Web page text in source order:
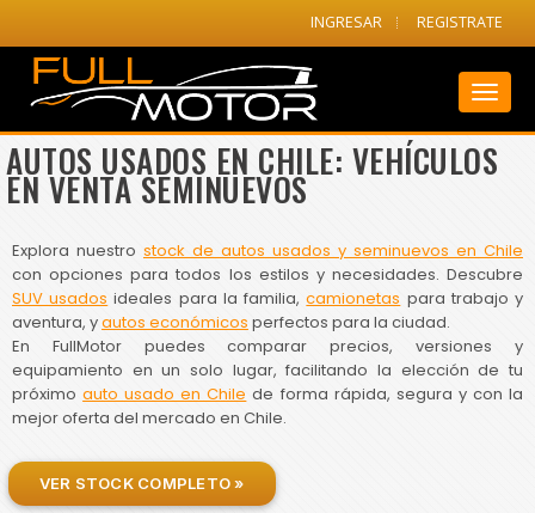
INGRESAR REGISTRATE
AUTOS USADOS EN CHILE: VEHÍCULOS
EN VENTA SEMINUEVOS
Explora nuestro stock de autos usados y seminuevos en Chile
con opciones para todos los estilos y necesidades. Descubre
SUV usados ideales para la familia,camionetas para trabajo y
aventura, yautos económicos perfectos para la ciudad.
En FullMotor puedes comparar precios, versiones y
equipamiento en un solo lugar, facilitando la elección de tu
próximoauto usado en Chile de forma rápida, segura y con la
mejor oferta del mercado en Chile.
VER STOCK COMPLETO »